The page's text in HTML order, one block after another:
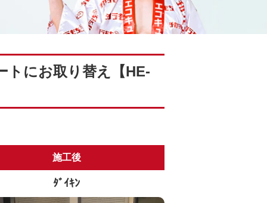
トにお取り替え【HE-
施工後
ﾀﾞｲｷﾝ